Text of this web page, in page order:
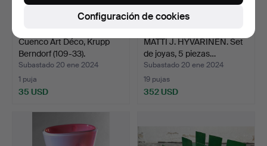
Cuenco Art Déco, Krupp
Berndorf (109-33).
Subastado 20 ene 2024
1 puja
35 USD
MATTI J. HYVÄRINEN. Set
de joyas, 5 piezas…
Subastado 20 ene 2024
19 pujas
352 USD
Configuración de cookies